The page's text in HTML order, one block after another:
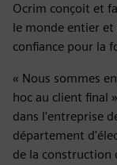
Ocrim conçoit et
le monde entier
confiance pour la
« Nous sommes
hoc au client final
dans l'entreprise
département
de la construction